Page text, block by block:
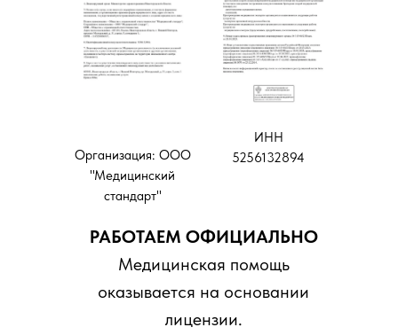
Организация: ООО
"Медицинский
стандарт"
ИНН
5256132894
РАБОТАЕМ ОФИЦИАЛЬНО
Медицинская помощь
оказывается на основании
лицензии.